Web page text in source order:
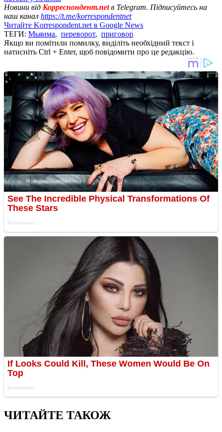
Новини від Корреспондент.netв Telegram. Підписуйтесь на
наш канал https://t.me/korrespondentnet
Читайте Korrespondent.net в Google News
ТЕГИ: Мьянма, переворот, приговор
Якщо ви помітили помилку, виділіть необхідний текст і
натисніть Ctrl + Enter, щоб повідомити про це редакцію.
ЧИТАЙТЕ ТАКОЖ